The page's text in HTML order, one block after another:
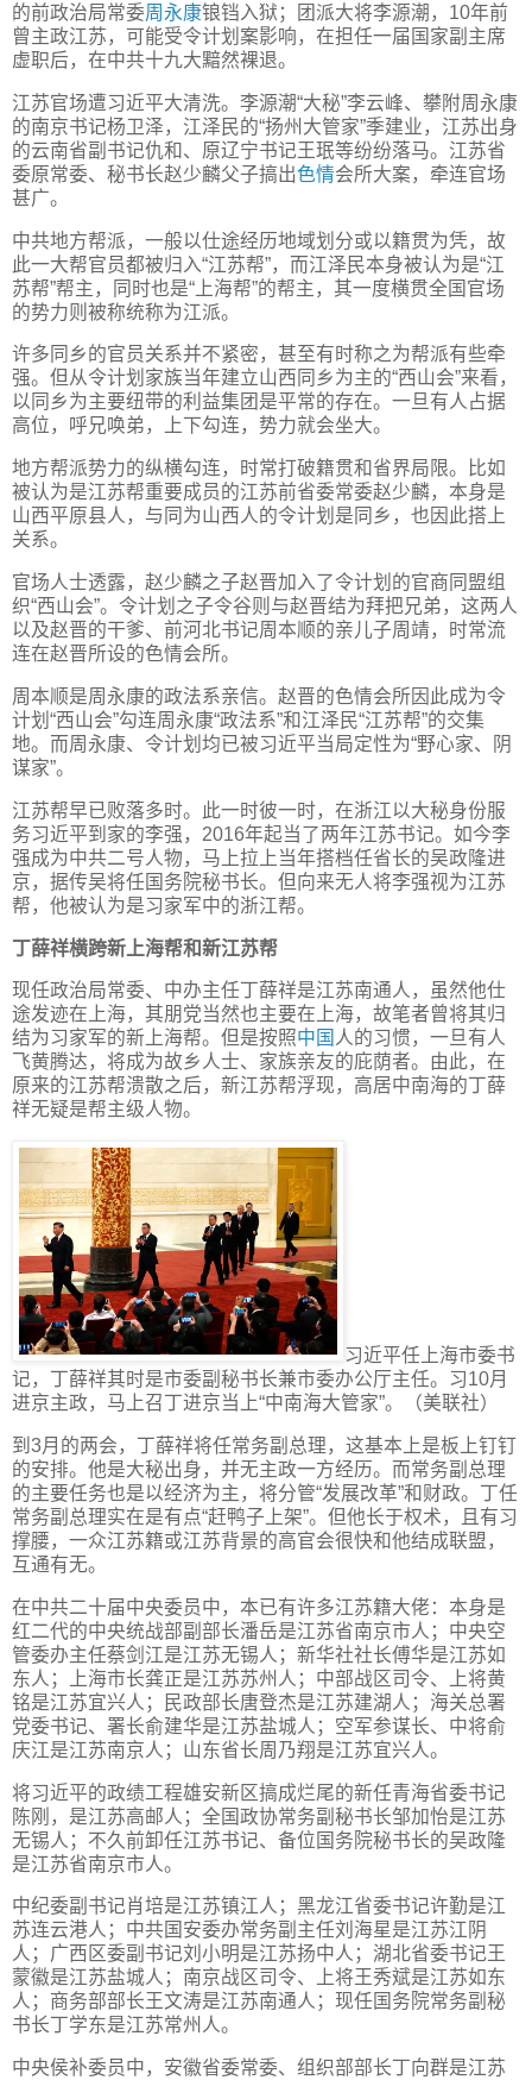
的前政治局常委周永康锒铛入狱；团派大将李源潮，10年前
曾主政江苏，可能受令计划案影响，在担任一届国家副主席
虚职后，在中共十九大黯然裸退。
江苏官场遭习近平大清洗。李源潮“大秘”李云峰、攀附周永康
的南京书记杨卫泽，江泽民的“扬州大管家”季建业，江苏出身
的云南省副书记仇和、原辽宁书记王珉等纷纷落马。江苏省
委原常委、秘书长赵少麟父子搞出色情会所大案，牵连官场
甚广。
中共地方帮派，一般以仕途经历地域划分或以籍贯为凭，故
此一大帮官员都被归入“江苏帮”，而江泽民本身被认为是“江
苏帮”帮主，同时也是“上海帮”的帮主，其一度横贯全国官场
的势力则被称统称为江派。
许多同乡的官员关系并不紧密，甚至有时称之为帮派有些牵
强。但从令计划家族当年建立山西同乡为主的“西山会”来看，
以同乡为主要纽带的利益集团是平常的存在。一旦有人占据
高位，呼兄唤弟，上下勾连，势力就会坐大。
地方帮派势力的纵横勾连，时常打破籍贯和省界局限。比如
被认为是江苏帮重要成员的江苏前省委常委赵少麟，本身是
山西平原县人，与同为山西人的令计划是同乡，也因此搭上
关系。
官场人士透露，赵少麟之子赵晋加入了令计划的官商同盟组
织“西山会”。令计划之子令谷则与赵晋结为拜把兄弟，这两人
以及赵晋的干爹、前河北书记周本顺的亲儿子周靖，时常流
连在赵晋所设的色情会所。
周本顺是周永康的政法系亲信。赵晋的色情会所因此成为令
计划“西山会”勾连周永康“政法系”和江泽民“江苏帮”的交集
地。而周永康、令计划均已被习近平当局定性为“野心家、阴
谋家”。
江苏帮早已败落多时。此一时彼一时，在浙江以大秘身份服
务习近平到家的李强，2016年起当了两年江苏书记。如今李
强成为中共二号人物，马上拉上当年搭档任省长的吴政隆进
京，据传吴将任国务院秘书长。但向来无人将李强视为江苏
帮，他被认为是习家军中的浙江帮。
丁薛祥横跨新上海帮和新江苏帮
现任政治局常委、中办主任丁薛祥是江苏南通人，虽然他仕
途发迹在上海，其朋党当然也主要在上海，故笔者曾将其归
结为习家军的新上海帮。但是按照中国 人的习惯，一旦有人
飞黄腾达，将成为故乡人士、家族亲友的庇荫者。由此，在
原来的江苏帮溃散之后，新江苏帮浮现，高居中南海的丁薛
祥无疑是帮主级人物。
习近平任上海市委书
记，丁薛祥其时是市委副秘书长兼市委办公厅主任。习10月
进京主政，马上召丁进京当上“中南海大管家”。（美联社）
到3月的两会，丁薛祥将任常务副总理，这基本上是板上钉钉
的安排。他是大秘出身，并无主政一方经历。而常务副总理
的主要任务也是以经济为主，将分管“发展改革”和财政。丁任
常务副总理实在是有点“赶鸭子上架”。但他长于权术，且有习
撑腰，一众江苏籍或江苏背景的高官会很快和他结成联盟，
互通有无。
在中共二十届中央委员中，本已有许多江苏籍大佬：本身是
红二代的中央统战部副部长潘岳是江苏省南京市人；中央空
管委办主任蔡剑江是江苏无锡人；新华社社长傅华是江苏如
东人；上海市长龚正是江苏苏州人；中部战区司令、上将黄
铭是江苏宜兴人；民政部长唐登杰是江苏建湖人；海关总署
党委书记、署长俞建华是江苏盐城人；空军参谋长、中将俞
庆江是江苏南京人；山东省长周乃翔是江苏宜兴人。
将习近平的政绩工程雄安新区搞成烂尾的新任青海省委书记
陈刚，是江苏高邮人；全国政协常务副秘书长邹加怡是江苏
无锡人；不久前卸任江苏书记、备位国务院秘书长的吴政隆
是江苏省南京市人。
中纪委副书记肖培是江苏镇江人；黑龙江省委书记许勤是江
苏连云港人；中共国安委办常务副主任刘海星是江苏江阴
人；广西区委副书记刘小明是江苏扬中人；湖北省委书记王
蒙徽是江苏盐城人；南京战区司令、上将王秀斌是江苏如东
人；商务部部长王文涛是江苏南通人；现任国务院常务副秘
书长丁学东是江苏常州人。
中央侯补委员中，安徽省委常委、组织部部长丁向群是江苏